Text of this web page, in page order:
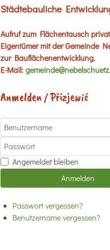
Städtebauliche
Aufruf zum Flächentausch
Eigentümer mit der Gemeinde
zur Bauflächenentwicklung.
E-Mail:
Anmelden / Přizjewić
Benutzername
Passwort
Angemeldet bleiben
Anmelden
Passwort vergessen?
Benutzername vergessen?